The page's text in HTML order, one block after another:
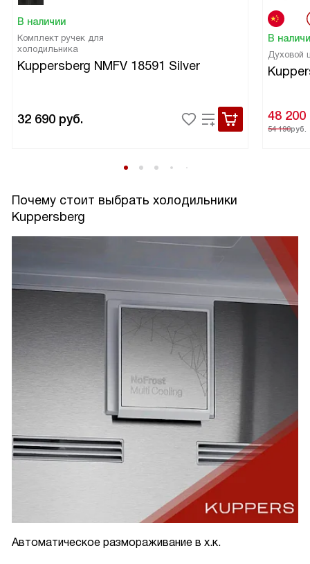
В наличии
Комплект ручек для
холодильника
Kuppersberg NMFV 18591 Silver
32 690 руб.
В
Духовой
48 200
54 190руб.
Почему стоит выбрать холодильники
Kuppersberg
Автоматическое размораживание в х.к.